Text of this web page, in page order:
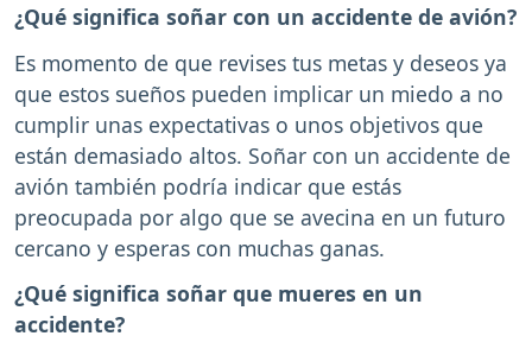
¿Qué significa soñar con un accidente de avión?
Es momento de que revises tus metas y deseos ya
que estos sueños pueden implicar un miedo a no
cumplir unas expectativas o unos objetivos que
están demasiado altos. Soñar con un accidente de
avión también podría indicar que estás
preocupada por algo que se avecina en un futuro
cercano y esperas con muchas ganas.
¿Qué significa soñar que mueres en un
accidente?